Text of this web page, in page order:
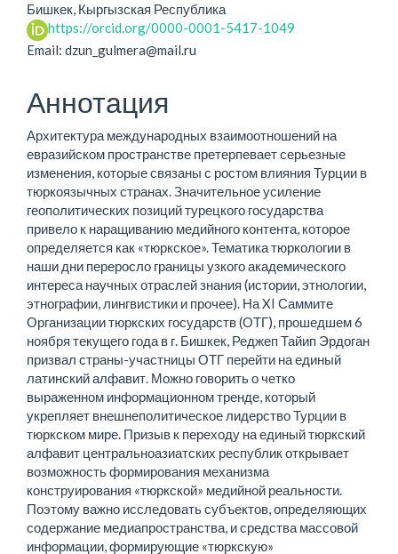
Бишкек, Кыргызская Республика
https://orcid.org/0000-0001-5417-1049
Email: dzun_gulmera@mail.ru
Аннотация
Архитектура международных взаимоотношений на
евразийском пространстве претерпевает серьезные
изменения, которые связаны с ростом влияния Турции в
тюркоязычных странах. Значительное усиление
геополитических позиций турецкого государства
привело к наращиванию медийного контента, которое
определяется как «тюркское». Тематика тюркологии в
наши дни переросло границы узкого академического
интереса научных отраслей знания (истории, этнологии,
этнографии, лингвистики и прочее). На XI Саммите
Организации тюркских государств (ОТГ), прошедшем 6
ноября текущего года в г. Бишкек, Реджеп Тайип Эрдоган
призвал страны-участницы ОТГ перейти на единый
латинский алфавит. Можно говорить о четко
выраженном информационном тренде, который
укрепляет внешнеполитическое лидерство Турции в
тюркском мире. Призыв к переходу на единый тюркский
алфавит центральноазиатских республик открывает
возможность формирования механизма
конструирования «тюркской» медийной реальности.
Поэтому важно исследовать субъектов, определяющих
содержание медиапространства, и средства массовой
информации, формирующие «тюркскую»